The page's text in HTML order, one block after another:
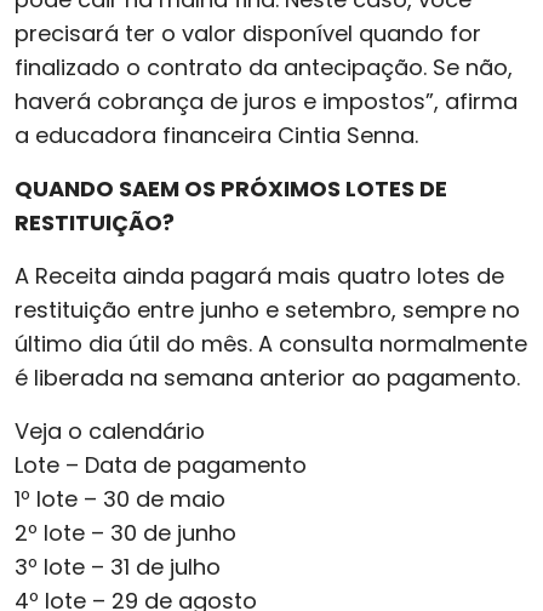
precisará ter o valor disponível quando for
finalizado o contrato da antecipação. Se não,
haverá cobrança de juros e impostos”, afirma
a educadora financeira Cintia Senna.
QUANDO SAEM OS PRÓXIMOS LOTES DE
RESTITUIÇÃO?
A Receita ainda pagará mais quatro lotes de
restituição entre junho e setembro, sempre no
último dia útil do mês. A consulta normalmente
é liberada na semana anterior ao pagamento.
Veja o calendário
Lote – Data de pagamento
1º lote – 30 de maio
2º lote – 30 de junho
3º lote – 31 de julho
4º lote – 29 de agosto